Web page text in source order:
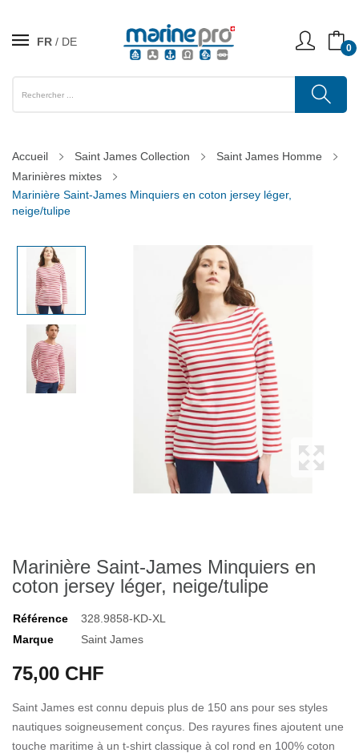
FR DE 0
Accueil Saint James Collection
Saint James Homme
Marinières mixtes
Marinière Saint-James Minquiers en coton jersey léger,
neige/tulipe
Marinière Saint-James Minquiers en
coton jersey léger, neige/tulipe
Référence
328.9858-KD-XL
Marque
Saint James
75,00 CHF
Saint James est connu depuis plus de 150 ans pour ses styles
nautiques soigneusement conçus. Des rayures fines ajoutent une
touche maritime à un t-shirt classique à col rond en 100% coton